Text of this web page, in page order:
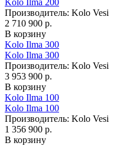
Kolo Ilma 200
Производитель: Kolo Vesi
2 710 900 р.
В корзину
Kolo Ilma 300
Kolo Ilma 300
Производитель: Kolo Vesi
3 953 900 р.
В корзину
Kolo Ilma 100
Kolo Ilma 100
Производитель: Kolo Vesi
1 356 900 р.
В корзину